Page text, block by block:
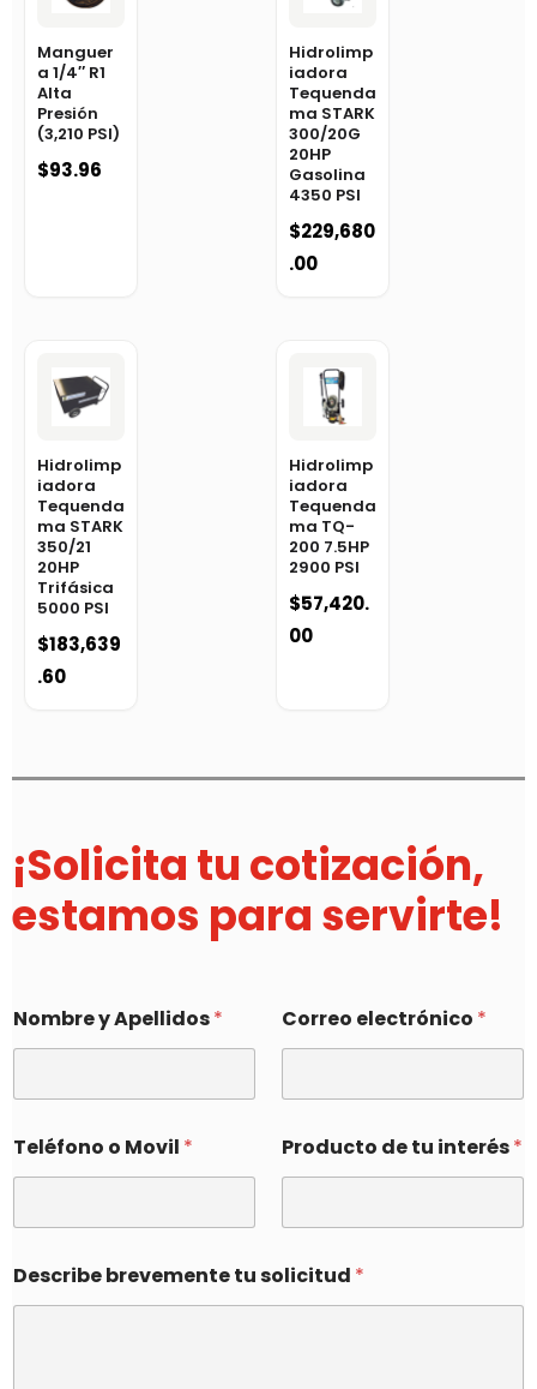
Manguer
a 1/4″ R1
Alta
Presión
(3,210 PSI)
$93.96
Hidrolimp
iadora
Tequenda
ma STARK
300/20G
20HP
Gasolina
4350 PSI
$229,680
.00
Hidrolimp
iadora
Tequenda
ma STARK
350/21
20HP
Trifásica
5000 PSI
$183,639
.60
Hidrolimp
iadora
Tequenda
ma TQ-
200 7.5HP
2900 PSI
$57,420.
00
¡Solicita tu cotización,
estamos para servirte!
Nombre y Apellidos* Correo electrónico *
Teléfono o Movil * Producto de tu interés*
Describe brevemente tu solicitud *